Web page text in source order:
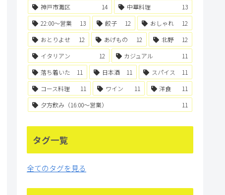
神戸市灘区
14 中華料理
13
22:00〜営業
13 餃子 12 おしゃれ
12
おとりよせ
12 あげもの 12 北野
12
イタリアン
12 カジュアル
11
落ち着いた
11 日本酒 11 スパイス
11
コース料理
11 ワイン 11 洋食
11
夕方飲み（16:00〜営業）
11
タグ一覧
全てのタグを見る